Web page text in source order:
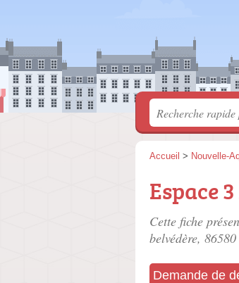
Accueil > Nouvelle-
Espace
Cette fiche
belvédère,
Demande de